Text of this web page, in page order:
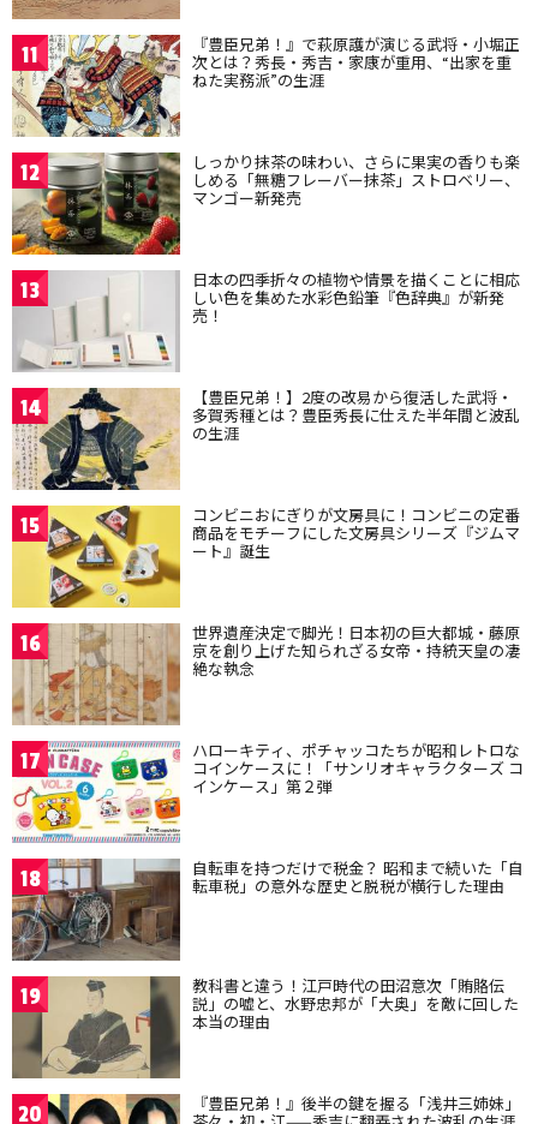
11 『豊臣兄弟！』で萩原護が演じる武将・小堀正
次とは？秀長・秀吉・家康が重用、“出家を重
ねた実務派”の生涯
12 しっかり抹茶の味わい、さらに果実の香りも楽
しめる「無糖フレーバー抹茶」ストロベリー、
マンゴー新発売
13 日本の四季折々の植物や情景を描くことに相応
しい色を集めた水彩色鉛筆『色辞典』が新発
売！
14 【豊臣兄弟！】2度の改易から復活した武将・
多賀秀種とは？豊臣秀長に仕えた半年間と波乱
の生涯
15 コンビニおにぎりが文房具に！コンビニの定番
商品をモチーフにした文房具シリーズ『ジムマ
ート』誕生
16 世界遺産決定で脚光！日本初の巨大都城・藤原
京を創り上げた知られざる女帝・持統天皇の凄
絶な執念
17 ハローキティ、ポチャッコたちが昭和レトロな
コインケースに！「サンリオキャラクターズ コ
インケース」第２弾
18 自転車を持つだけで税金？ 昭和まで続いた「自
転車税」の意外な歴史と脱税が横行した理由
19 教科書と違う！江戸時代の田沼意次「賄賂伝
説」の嘘と、水野忠邦が「大奥」を敵に回した
本当の理由
20 『豊臣兄弟！』後半の鍵を握る「浅井三姉妹」